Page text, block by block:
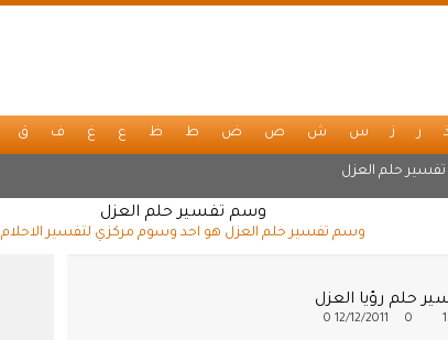
ذ ر ز س ش ص ض ط ظ ع غ ف ق
تفسير حلم العزل
وسم تفسير حلم العزل
وسم تفسير حلم العزل هو احد وسوم مركزي لتفسير الاحلام
حلم رؤيا العزل
12/12/2011
0